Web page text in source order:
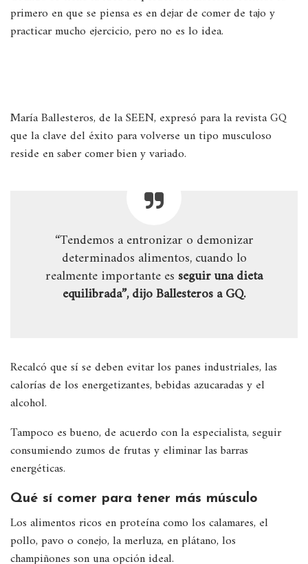
primero en que se piensa es en dejar de comer de tajo y
practicar mucho ejercicio, pero no es lo idea.
María Ballesteros, de la SEEN, expresó para la revista GQ
que la clave del éxito para volverse un tipo musculoso
reside en saber comer bien y variado.
“Tendemos a entronizar o demonizar
determinados alimentos, cuando lo
realmente importante esseguir una dieta
equilibrada”, dijo Ballesteros a GQ.
Recalcó que sí se deben evitar los panes industriales, las
calorías de los energetizantes, bebidas azucaradas y el
alcohol.
Tampoco es bueno, de acuerdo con la especialista, seguir
consumiendo zumos de frutas y eliminar las barras
energéticas.
Qué sí comer para tener más músculo
Los alimentos ricos en proteína como los calamares, el
pollo, pavo o conejo, la merluza, en plátano, los
champiñones son una opción ideal.